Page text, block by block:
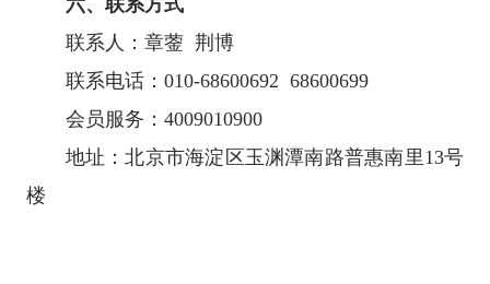
联系人：章蓥 荆博
联系电话：010-68600692 68600699
会员服务：4009010900
地址：北京市海淀区玉渊潭南路普惠南里13号
楼